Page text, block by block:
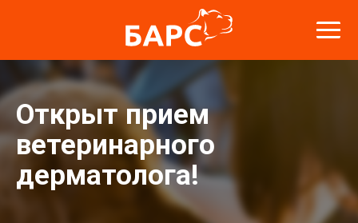
Открыт прием
ветеринарного
дерматолога!